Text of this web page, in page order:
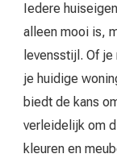
Iedere
alleen mooi is,
levensstijl. Of
je huidige
biedt de kans
verleidelijk om
kleuren en